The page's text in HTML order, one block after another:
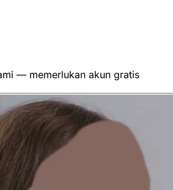
— memerlukan akun gratis